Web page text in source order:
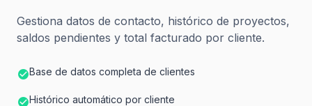
Gestiona datos de contacto, histórico de proyectos,
saldos pendientes y total facturado por cliente.
Base de datos completa de clientes
Histórico automático por cliente